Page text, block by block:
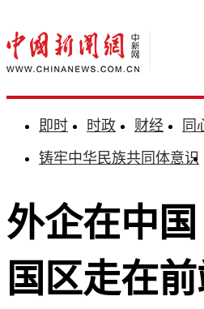
即时 时政 财经 同
铸牢中华民族共同体意识
外企在中
国区走在